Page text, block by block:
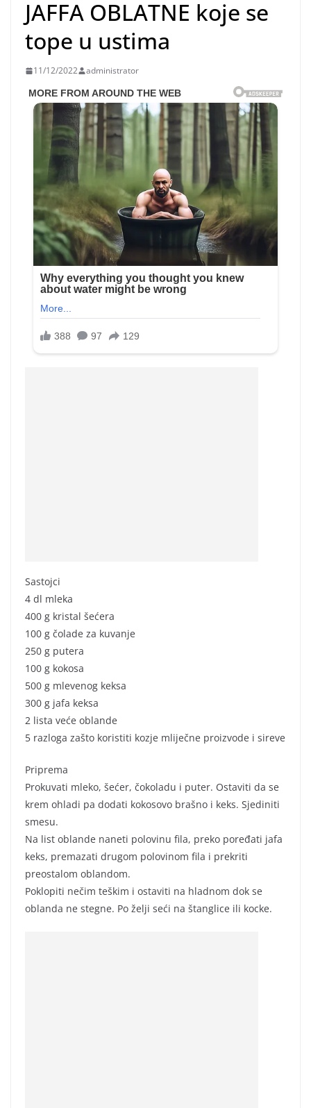
JAFFA OBLATNE koje se
tope u ustima
11/12/2022 administrator
Sastojci
4 dl mleka
400 g kristal šećera
100 g čolade za kuvanje
250 g putera
100 g kokosa
500 g mlevenog keksa
300 g jafa keksa
2 lista veće oblande
5 razloga zašto koristiti kozje mliječne proizvode i sireve
Priprema
Prokuvati mleko, šećer, čokoladu i puter. Ostaviti da se
krem ohladi pa dodati kokosovo brašno i keks. Sjediniti
smesu.
Na list oblande naneti polovinu fila, preko poređati jafa
keks, premazati drugom polovinom fila i prekriti
preostalom oblandom.
Poklopiti nečim teškim i ostaviti na hladnom dok se
oblanda ne stegne. Po želji seći na štanglice ili kocke.